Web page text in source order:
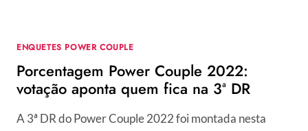
ENQUETES POWER COUPLE
Porcentagem Power Couple 2022:
votação aponta quem fica na 3ª DR
A 3ª DR do Power Couple 2022 foi montada nesta